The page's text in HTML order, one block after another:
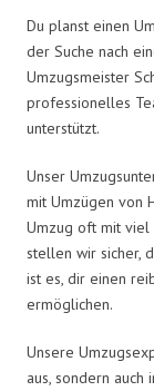
Du planst einen
der Suche nach
Umzugsmeister
professionelles
unterstützt.
Unser
mit Umzügen von
Umzug oft mit viel
stellen wir sicher,
ist es, dir einen
ermöglichen.
Unsere
aus, sondern auch